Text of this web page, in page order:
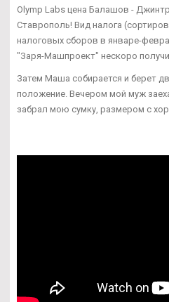
Olymp Labs цена Балашов -
Ставрополь! Вид налога
налоговых сборов в январе-
"Заря-Машпроект" нескоро
Затем Маша собирается и берет
положение. Вечером мой муж
забрал мою сумку, размером с